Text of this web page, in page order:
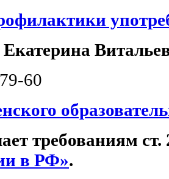
60
требованиям
в РФ».